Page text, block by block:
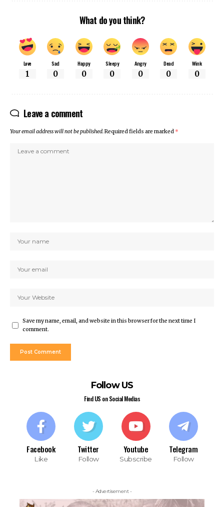
What do you think?
Love
1
Sad
0
Happy
0
Sleepy
0
Angry
0
Dead
0
Wink
0
Leave a comment
Your email address will not be published.Required fields are marked *
Save my name, email, and website in this browser for the next time I
comment.
Follow US
Find US on Social Medias
Facebook
Like
Twitter
Follow
Youtube
Subscribe
Telegram
Follow
- Advertisement -